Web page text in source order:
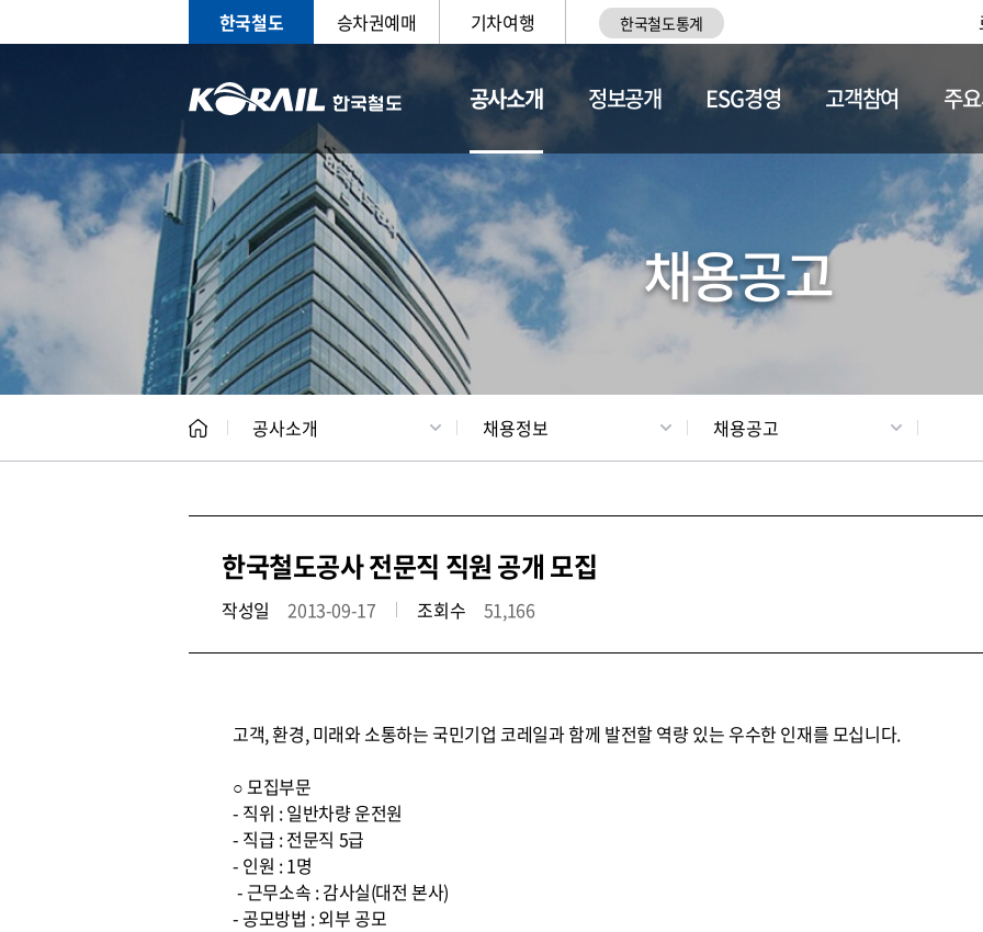
한국철도 승차권예매 기차여행 한국철도통계
공사소개
CEO 일반현황 채용정보
정보공개 ESG경영 고객참여 주
채용공고
공사소개 채용정보 채용공고
한국철도공사 전문직 직원 공개 모집
작성일 2013-09-17 조회수 51,166
고객, 환경, 미래와 소통하는 국민기업 코레일과 함께 발전할 역량 있는 우수한 인재를 모십니다.
○ 모집부문
- 직위 : 일반차량 운전원
- 직급 : 전문직 5급
- 인원 : 1명
- 근무소속 : 감사실(대전 본사)
- 공모방법 : 외부 공모